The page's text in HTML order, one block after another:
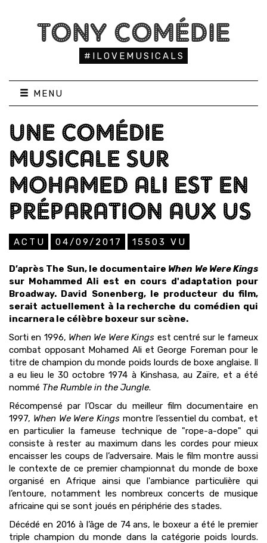
TONY COMÉDIE
#ILOVEMUSICALS
MENU
UNE COMÉDIE
MUSICALE SUR
MOHAMED ALI EST EN
PRÉPARATION AUX US
ACTU 04/09/2017 15503 VU
D’après The Sun, le documentaire When We Were Kings
sur Mohammed Ali est en cours d'adaptation pour
Broadway. David Sonenberg, le producteur du film,
serait actuellement à la recherche du comédien qui
incarnera le célèbre boxeur sur scène.
Sorti en 1996, When We Were Kings est centré sur le fameux
combat opposant Mohamed Ali et George Foreman pour le
titre de champion du monde poids lourds de boxe anglaise. Il
a eu lieu le 30 octobre 1974 à Kinshasa, au Zaïre, et a été
nommé The Rumble in the Jungle.
Récompensé par l’Oscar du meilleur film documentaire en
1997, When We Were Kings montre l’essentiel du combat, et
en particulier la fameuse technique de "rope-a-dope" qui
consiste à rester au maximum dans les cordes pour mieux
encaisser les coups de l’adversaire. Mais le film montre aussi
le contexte de ce premier championnat du monde de boxe
organisé en Afrique ainsi que l'ambiance particulière qui
l’entoure, notamment les nombreux concerts de musique
africaine qui se sont joués en périphérie des stades.
Décédé en 2016 à l’âge de 74 ans, le boxeur a été le premier
triple champion du monde dans la catégorie poids lourds.